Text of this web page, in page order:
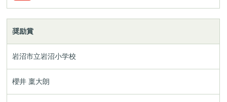
奨励賞
岩沼市立岩沼小学校
櫻井 稟大朗